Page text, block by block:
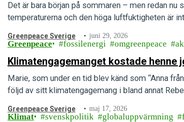
Det är bara början på sommaren – men redan nu
temperaturerna och den höga luftfuktigheten är
Greenpeace Sverige juni 29, 2026
Greenpeace fossilenergi omgreenpeace
Klimatengagemanget kostade
Marie, som under en tid blev känd som “Anna
följd av sitt klimatengagemang i bland annat
Greenpeace Sverige maj 17, 2026
Klimat svenskpolitik globaluppvärmning